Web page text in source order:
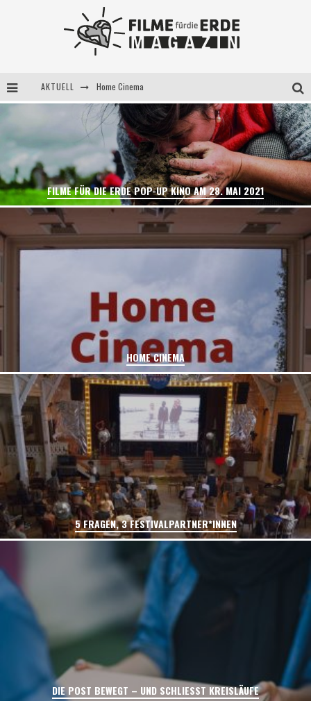
AKTUELL 5 Fragen, 3 Festivalpartner*innen
Filme für die Erde Pop-up Kino am 28. Mai 2021
Home Cinema
FILME FÜR DIE ERDE POP-UP KINO AM 28. MAI 2021
HOME CINEMA
5 FRAGEN, 3 FESTIVALPARTNER*INNEN
DIE POST BEWEGT – UND SCHLIESST KREISLÄUFE